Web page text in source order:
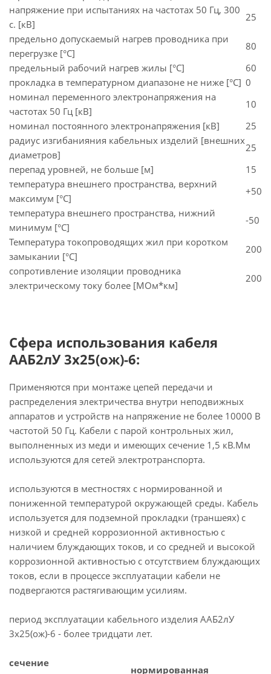
напряжение при испытаниях на частотах 50 Гц, 300
с. [кВ]
25
предельно допускаемый нагрев проводника при
перегрузке [°С]
80
предельный рабочий нагрев жилы [°С]
60
прокладка в температурном диапазоне не ниже [°C] 0
номинал переменного электронапряжения на
частотах 50 Гц [кВ]
10
номинал постоянного электронапряжения [кВ]
25
радиус изгибанияния кабельных изделий [внешних
диаметров]
25
перепад уровней, не больше [м]
15
температура внешнего пространства, верхний
максимум [°C]
+50
температура внешнего пространства, нижний
минимум [°C]
-50
Температура токопроводящих жил при коротком
замыкании [°С]
200
сопротивление изоляции проводника
электрическому току более [МОм*км]
200
Сфера использования кабеля
ААБ2лУ 3х25(ож)-6:
Применяются при монтаже цепей передачи и
распределения электричества внутри неподвижных
аппаратов и устройств на напряжение не более 10000 В
частотой 50 Гц. Кабели с парой контрольных жил,
выполненных из меди и имеющих сечение 1,5 кВ.Мм
используются для сетей электротранспорта.
используются в местностях с нормированной и
пониженной температурой окружающей среды. Кабель
используется для подземной прокладки (траншеях) с
низкой и средней коррозионной активностью с
наличием блуждающих токов, и со средней и высокой
коррозионной активностью с отсутствием блуждающих
токов, если в процессе эксплуатации кабели не
подвергаются растягивающим усилиям.
период эксплуатации кабельного изделия ААБ2лУ
3х25(ож)-6 - более тридцати лет.
сечение
нормированная